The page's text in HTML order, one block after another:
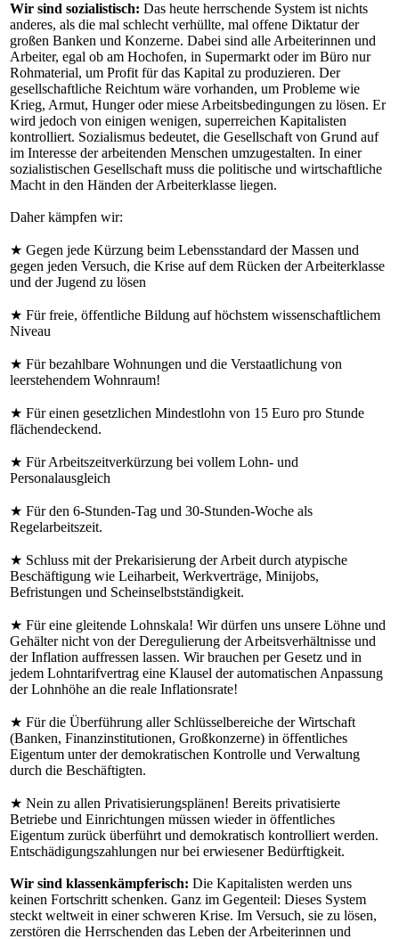
Wir sind sozialistisch: Das heute herrschende System ist nichts
anderes, als die mal schlecht verhüllte, mal offene Diktatur der
großen Banken und Konzerne. Dabei sind alle Arbeiterinnen und
Arbeiter, egal ob am Hochofen, in Supermarkt oder im Büro nur
Rohmaterial, um Profit für das Kapital zu produzieren. Der
gesellschaftliche Reichtum wäre vorhanden, um Probleme wie
Krieg, Armut, Hunger oder miese Arbeitsbedingungen zu lösen. Er
wird jedoch von einigen wenigen, superreichen Kapitalisten
kontrolliert. Sozialismus bedeutet, die Gesellschaft von Grund auf
im Interesse der arbeitenden Menschen umzugestalten. In einer
sozialistischen Gesellschaft muss die politische und wirtschaftliche
Macht in den Händen der Arbeiterklasse liegen.
Daher kämpfen wir:
★ Gegen jede Kürzung beim Lebensstandard der Massen und
gegen jeden Versuch, die Krise auf dem Rücken der Arbeiterklasse
und der Jugend zu lösen
★ Für freie, öffentliche Bildung auf höchstem wissenschaftlichem
Niveau
★ Für bezahlbare Wohnungen und die Verstaatlichung von
leerstehendem Wohnraum!
★ Für einen gesetzlichen Mindestlohn von 15 Euro pro Stunde
flächendeckend.
★ Für Arbeitszeitverkürzung bei vollem Lohn- und
Personalausgleich
★ Für den 6-Stunden-Tag und 30-Stunden-Woche als
Regelarbeitszeit.
★ Schluss mit der Prekarisierung der Arbeit durch atypische
Beschäftigung wie Leiharbeit, Werkverträge, Minijobs,
Befristungen und Scheinselbstständigkeit.
★ Für eine gleitende Lohnskala! Wir dürfen uns unsere Löhne und
Gehälter nicht von der Deregulierung der Arbeitsverhältnisse und
der Inflation auffressen lassen. Wir brauchen per Gesetz und in
jedem Lohntarifvertrag eine Klausel der automatischen Anpassung
der Lohnhöhe an die reale Inflationsrate!
★ Für die Überführung aller Schlüsselbereiche der Wirtschaft
(Banken, Finanzinstitutionen, Großkonzerne) in öffentliches
Eigentum unter der demokratischen Kontrolle und Verwaltung
durch die Beschäftigten.
★ Nein zu allen Privatisierungsplänen! Bereits privatisierte
Betriebe und Einrichtungen müssen wieder in öffentliches
Eigentum zurück überführt und demokratisch kontrolliert werden.
Entschädigungszahlungen nur bei erwiesener Bedürftigkeit.
Wir sind klassenkämpferisch: Die Kapitalisten werden uns
keinen Fortschritt schenken. Ganz im Gegenteil: Dieses System
steckt weltweit in einer schweren Krise. Im Versuch, sie zu lösen,
zerstören die Herrschenden das Leben der Arbeiterinnen und